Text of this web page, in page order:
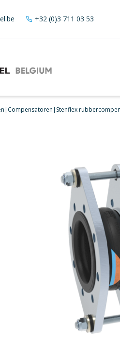
+32 (0)3 711 03 53
| Compensatoren| Stenflex